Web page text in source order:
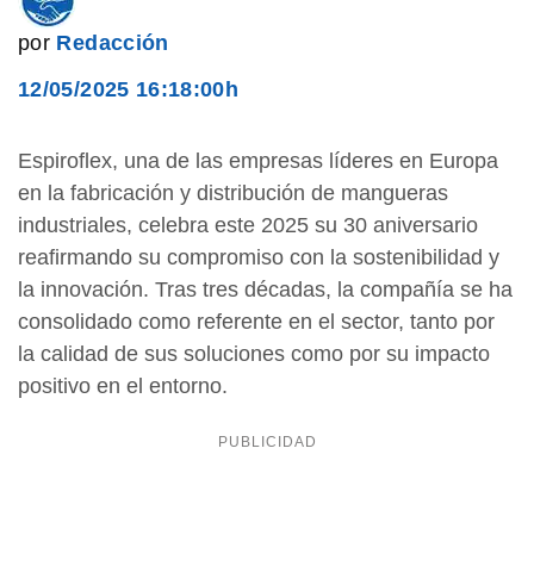
por Redacción
12/05/2025 16:18:00h
Espiroflex, una de las empresas líderes en Europa
en la fabricación y distribución de mangueras
industriales, celebra este 2025 su 30 aniversario
reafirmando su compromiso con la sostenibilidad y
la innovación. Tras tres décadas, la compañía se ha
consolidado como referente en el sector, tanto por
la calidad de sus soluciones como por su impacto
positivo en el entorno.